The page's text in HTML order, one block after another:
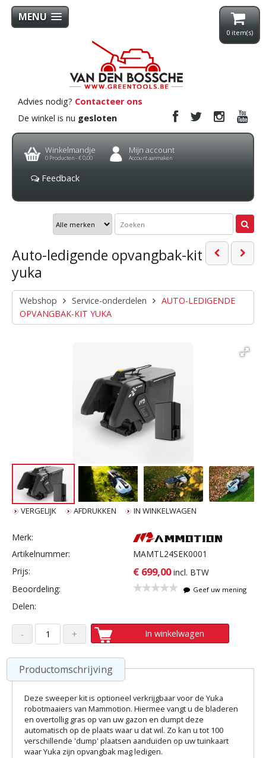
MENU
0 item(s)
Advies nodig? Contacteer ons
De winkel is nu gesloten
Winkelmandje
0 Producten -€ 0,00
Mijn account
Account aanmaken
Feedback
Auto-ledigende opvangbak-kit
yuka
Webshop Service-onderdelen
AUTO-LEDIGENDE
OPVANGBAK-KIT YUKA
VERGELIJK AFDRUKKEN IN WINKELWAGEN
Merk:
Artikelnummer:
MAMTL24SEK0001
Prijs:
€ 699,00 incl. BTW
Beoordeling:
Geef uw mening
Delen:
In winkelwagen
Productomschrijving
Deze sweeper kit is optioneel verkrijgbaar voor de Yuka
robotmaaiers van Mammotion. Hiermee vangt u de bladeren
en overtollig gras op van uw gazon en dumpt deze
automatisch op de plaats waar u dat wil. Zo kan u tot 100
verschillende 'dump' plaatsen aanduiden op uw tuinkaart
waar Yuka zijn opvangbak mag ledigen.